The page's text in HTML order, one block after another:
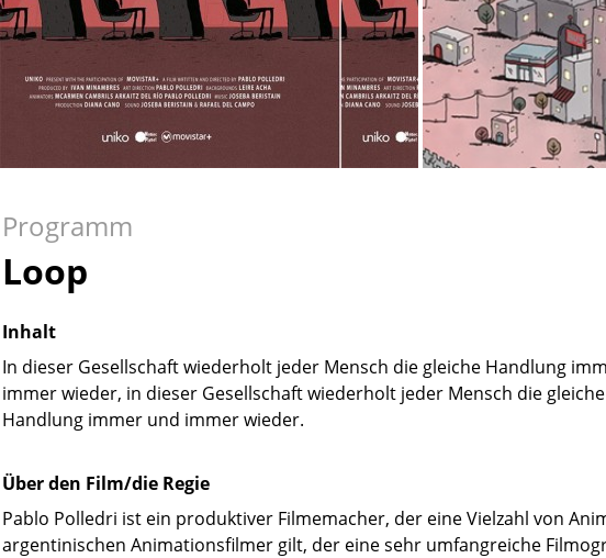
Programm
Loop
Inhalt
In dieser Gesellschaft wiederholt jeder Mensch die gleiche Handlung
immer wieder, in dieser Gesellschaft wiederholt jeder Mensch die
Handlung immer und immer wieder.
Über den Film/die Regie
Pablo Polledri ist ein produktiver Filmemacher, der eine Vielzahl von
argentinischen Animationsfilmer gilt, der eine sehr umfangreiche